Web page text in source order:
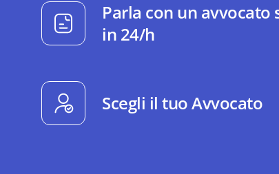
Parla con un avvocato
in 24/h
Scegli il tuo Avvocato